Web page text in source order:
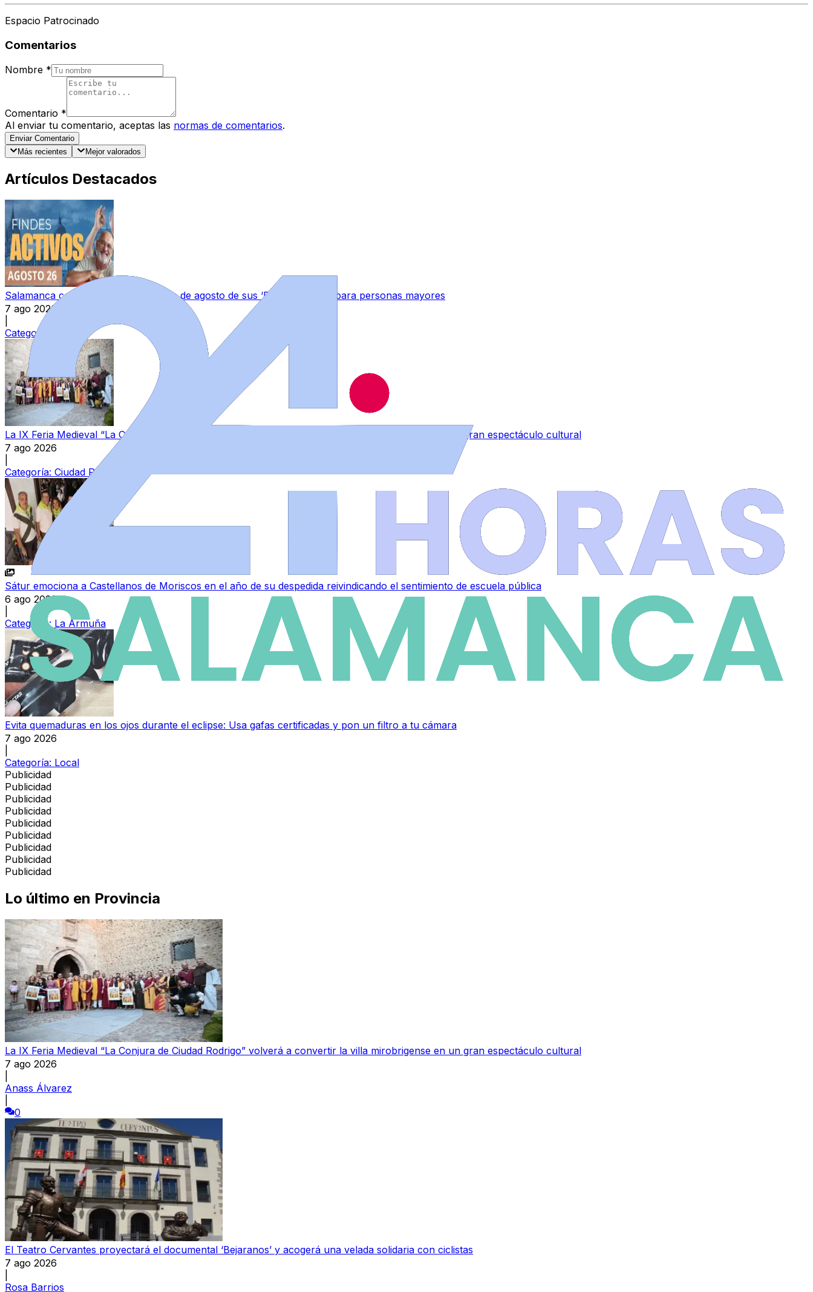
Espacio Patrocinado
Comentarios
Nombre *
Comentario *
Al enviar tu comentario, aceptas las normas de comentarios.
Enviar Comentario
Más recientes
Mejor valorados
Artículos Destacados
Salamanca continúa la programación de agosto de sus ‘Findes Activos’ para personas mayores
7 ago 2026
Categoría:
La IX Feria Medieval “La Conjura de Ciudad Rodrigo” volverá a convertir la villa mirobrigense en un gran espectáculo cultural
7 ago 2026
Categoría: Ciudad Rodrigo
Sátur emociona a Castellanos de Moriscos en el año de su despedida reivindicando el sentimiento de escuela pública
6 ago 2026
Categoría: La Armuña
Evita quemaduras en los ojos durante el eclipse: Usa gafas certificadas y pon un filtro a tu cámara
7 ago 2026
Categoría: Local
Publicidad
Publicidad
Publicidad
Publicidad
Publicidad
Publicidad
Publicidad
Publicidad
Publicidad
Lo último en Provincia
La IX Feria Medieval “La Conjura de Ciudad Rodrigo” volverá a convertir la villa mirobrigense en un gran espectáculo cultural
7 ago 2026
Anass Álvarez
0
El Teatro Cervantes proyectará el documental ‘Bejaranos’ y acogerá una velada solidaria con ciclistas
7 ago 2026
Rosa Barrios